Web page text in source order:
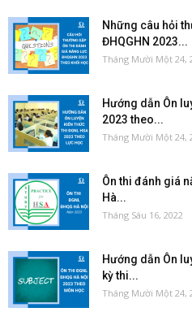
Những câu hỏi
ĐHQGHN 2023...
Tháng Mười Một 24,
Hướng dẫn Ôn
2023 theo...
Tháng Mười Một 24,
Ôn thi đánh giá
Hà...
Tháng Sáu 16, 2022
Hướng dẫn Ôn
kỳ thi...
Tháng Mười Một 24,